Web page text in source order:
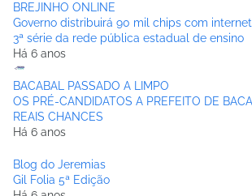
BREJINHO ONLINE
Governo distribuirá 90 mil chips com
3ª série da rede pública estadual de ensino
Há 6 anos
BACABAL PASSADO A LIMPO
OS PRÉ-CANDIDATOS A PREFEITO DE
REAIS CHANCES
Há 6 anos
Blog do Jeremias
Gil Folia 5ª Edição